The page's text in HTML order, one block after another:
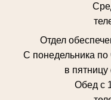
Отдел
С понедельника по
в
Обед с